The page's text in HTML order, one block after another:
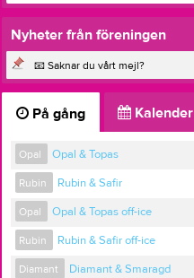
Nyheter från föreningen
📧 Saknar du vårt mejl?
På gång Kalender
Opal Opal & Topas
Rubin Rubin & Safir
Opal Opal & Topas off-ice
Rubin Rubin & Safir off-ice
Diamant Diamant & Smaragd